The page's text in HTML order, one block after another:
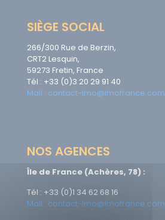
SIÈGE SOCIAL
266/300 Rue de Berzin,
CRT2 Lesquin,
59273 Fretin, France
Tél : +33 (0)3 20 29 91 40
Mail : contact-lmo@lmofrance.com
NOS AGENCES
Île de France (Achères, 78) :
Tél : +33 (0)1 34 62 68 16
Mail : contact-lmo@lmofrance.com